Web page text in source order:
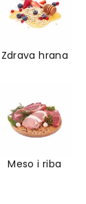
Zdrava hrana
Meso i riba